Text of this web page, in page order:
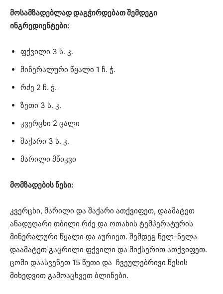
მოსამზადებლად დაგჭირდებათ შემდეგი
ინგრედიენტები:
ფქვილი 3 ს. კ.
მინერალური წყალი 1 ჩ. ჭ.
რძე 2 ჩ. ჭ.
ზეთი 3 ს. კ.
კვერცხი 2 ცალი
შაქარი 3 ს. კ.
მარილი მწიკვი
მომზადების წესი:
კვერცხი, მარილი და შაქარი ათქვიფეთ, დაამატეთ
ანადუღარი თბილი რძე და ოთახის ტემპერატურის
მინერალური წყალი და აურიეთ. შემდეგ ნელ-ნელა
დაამატეთ გაცრილი ფქვილი და მიქსერით ათქვიფეთ.
ცომი დაასვენეთ 15 წუთი და ჩვეულებრივი წესის
მიხედვით გამოაცხვეთ ბლინები.